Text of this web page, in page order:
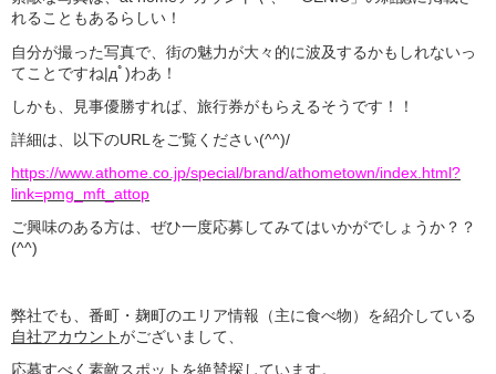
れることもあるらしい！
自分が撮った写真で、街の魅力が大々的に波及するかもしれないっ
てことですね|дﾟ)わあ！
しかも、見事優勝すれば、旅行券がもらえるそうです！！
詳細は、以下のURLをご覧ください(^^)/
https://www.athome.co.jp/special/brand/athometown/index.html?
link=pmg_mft_attop
ご興味のある方は、ぜひ一度応募してみてはいかがでしょうか？？
(^^)
弊社でも、番町・麹町のエリア情報（主に食べ物）を紹介している
自社アカウントがございまして、
応募すべく素敵スポットを絶賛探しています。